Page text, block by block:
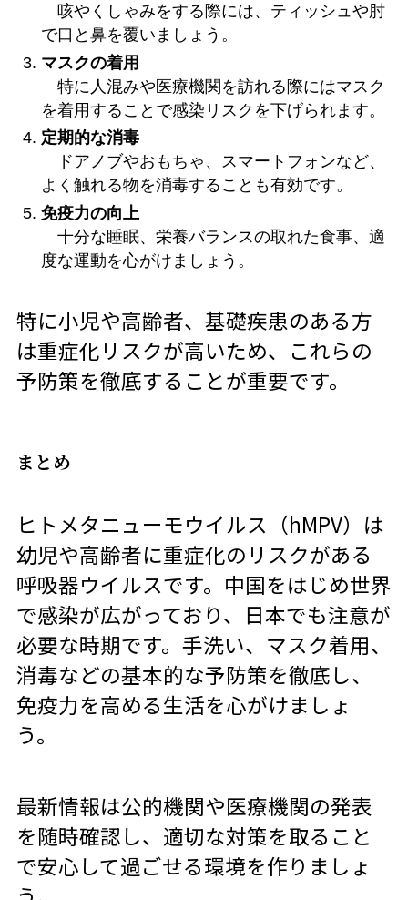
咳やくしゃみをする際には、ティッシュや肘
で口と鼻を覆いましょう。
マスクの着用
特に人混みや医療機関を訪れる際にはマスク
を着用することで感染リスクを下げられます。
定期的な消毒
ドアノブやおもちゃ、スマートフォンなど、
よく触れる物を消毒することも有効です。
免疫力の向上
十分な睡眠、栄養バランスの取れた食事、適
度な運動を心がけましょう。
特に小児や高齢者、基礎疾患のある方
は重症化リスクが高いため、これらの
予防策を徹底することが重要です。
まとめ
ヒトメタニューモウイルス（hMPV）は
幼児や高齢者に重症化のリスクがある
呼吸器ウイルスです。中国をはじめ世界
で感染が広がっており、日本でも注意が
必要な時期です。手洗い、マスク着用、
消毒などの基本的な予防策を徹底し、
免疫力を高める生活を心がけましょ
う。
最新情報は公的機関や医療機関の発表
を随時確認し、適切な対策を取ること
で安心して過ごせる環境を作りましょ